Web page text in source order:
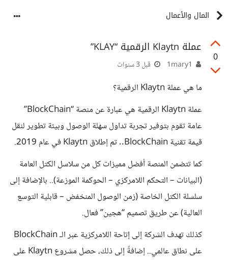
المال والأعمال
0
عملة Klaytn الرقمية “KLAY”
قبل 3 سنوات
ما هي عملة Klaytn الرقمية؟
عملة Klaytn الرقمية هي عبارة عن منصة “BlockChain”
عامة تقوم بتوفير تجربة تداول سهلة الوصول وبيئة تطوير لنقل
قيمة تقنية BlockChain.. تم إطلاق Klaytn في عام 2019.
كما تتضمن المنصة أفضل مميزات كل من سلاسل الكتل العامة
(البيانات – التحكم اللامركزي – الحوكمة الموزعة).. بالإضافة إلى
سلسلة الكتل الخاصة (زمن الوصول المنخفض – قابلية التوسع
العالية) عن طريق تصميم “هجين” فعال.
كذلك تهدف الشركة إلى إتاحة اللامركزية عبر الـ BlockChain
على نطاق عالمي.. إضافةً إلى ذلك، حصل مشروع Klaytn على